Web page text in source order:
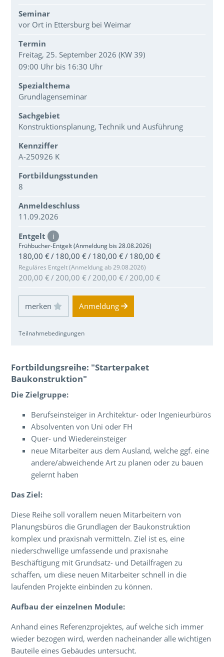
Seminar
vor Ort in Ettersburg bei Weimar
Termin
Freitag, 25. September 2026 (KW 39)
09:00 Uhr bis 16:30 Uhr
Spezialthema
Grundlagenseminar
Sachgebiet
Konstruktionsplanung, Technik und Ausführung
Kennziffer
A-250926 K
Fortbildungsstunden
8
Anmeldeschluss
11.09.2026
Entgelt i
Frühbucher-Entgelt (Anmeldung bis 28.08.2026)
180,00 € / 180,00 € / 180,00 € / 180,00 €
Reguläres Entgelt (Anmeldung ab 29.08.2026)
200,00 € / 200,00 € / 200,00 € / 200,00 €
Einloggen und Merkliste benutzen
Anmeldung
Teilnahmebedingungen
Fortbildungsreihe: "Starterpaket
Baukonstruktion"
Die Zielgruppe:
Berufseinsteiger in Architektur- oder Ingenieurbüros
Absolventen von Uni oder FH
Quer- und Wiedereinsteiger
neue Mitarbeiter aus dem Ausland, welche ggf. eine
andere/abweichende Art zu planen oder zu bauen
gelernt haben
Das Ziel:
Diese Reihe soll vorallem neuen Mitarbeitern von
Planungsbüros die Grundlagen der Baukonstruktion
komplex und praxisnah vermitteln. Ziel ist es, eine
niederschwellige umfassende und praxisnahe
Beschäftigung mit Grundsatz- und Detailfragen zu
schaffen, um diese neuen Mitarbeiter schnell in die
laufenden Projekte einbinden zu können.
Aufbau der einzelnen Module:
Anhand eines Referenzprojektes, auf welche sich immer
wieder bezogen wird, werden nacheinander alle wichtigen
Bauteile eines Gebäudes untersucht.